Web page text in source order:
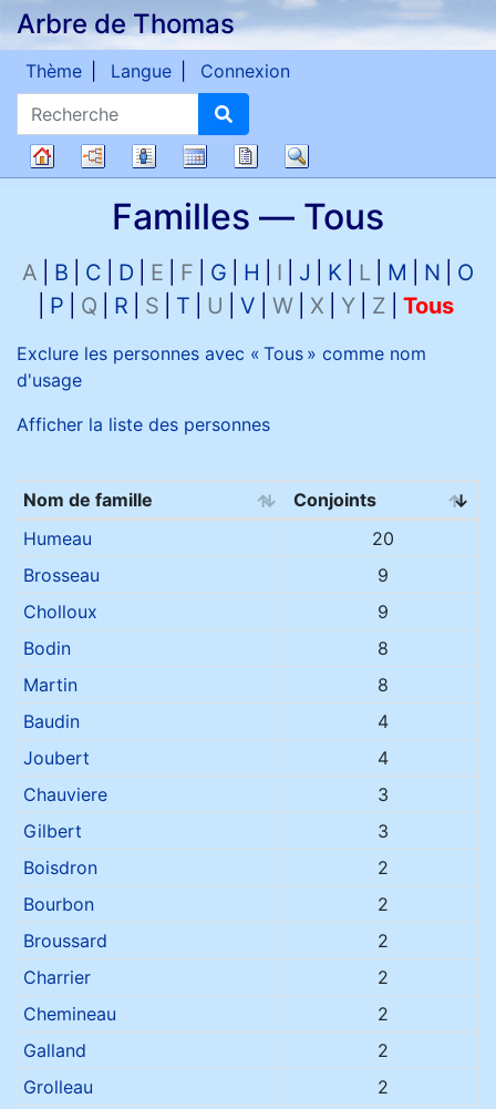
Passer au contenu
Arbre de Thomas
Recherche
Thème Langue Connexion
généalogique
Diagrammes
Listes CalendrierRapports
Familles — Tous
A B C D E F G H I J K L M N
O
P
Q R S T U V W X Y Z Tous
Exclure les personnes avec « Tous » comme nom
d'usage
Afficher la liste des personnes
Noms de famille
Nom de famille
Conjoints
Humeau
20
Brosseau
9
Cholloux
9
Bodin
8
Martin
8
Baudin
4
Joubert
4
Chauviere
3
Gilbert
3
Boisdron
2
Bourbon
2
Broussard
2
Charrier
2
Chemineau
2
Galland
2
Grolleau
2